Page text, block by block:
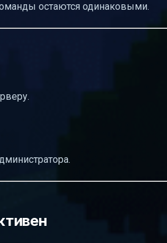
остаются одинаковыми.